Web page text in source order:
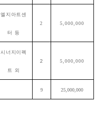
엘지아트센
터 등
2 5,000,000
시너지이펙
트 외
2 5,000,000
9 25,000,000